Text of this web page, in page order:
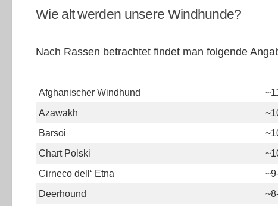
Wie alt werden unsere Windhunde?
Nach Rassen betrachtet findet man folgende
Afghanischer Windhund
Azawakh
Barsoi
Chart Polski
Cirneco dell‘ Etna
Deerhound